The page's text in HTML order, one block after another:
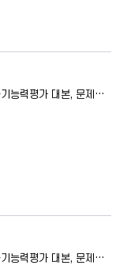
능력평가 대본, 문제지,
능력평가 대본, 문제지,